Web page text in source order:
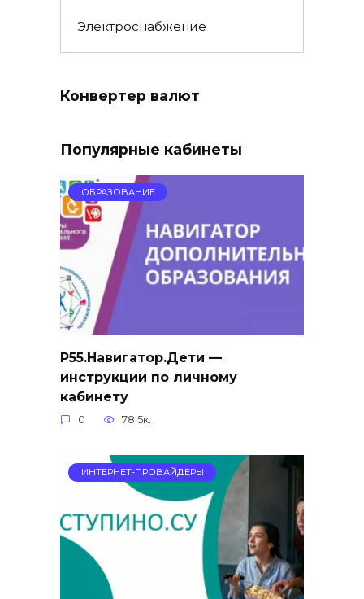
Электроснабжение
Конвертер валют
Популярные кабинеты
ОБРАЗОВАНИЕ
Р55.Навигатор.Дети —
инструкции по личному
кабинету
0 78.5к.
ИНТЕРНЕТ-ПРОВАЙДЕРЫ